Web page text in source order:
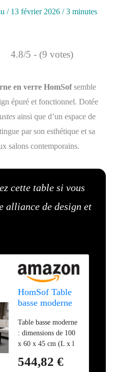
/ 13 février 2026 /3 minutes
4.8/5 - (9 votes)
en verre HomSofsemble
épuré et fonctionnel. Dotée
ainsi que d’un espace de
par son esthétique et sa
salons contemporains.
cette table si vous
alliance de design et
HomSof Table
basse moderne
rangement pour
salon avec pieds
en métal,
carrée,
rectangulaire,
Table basse moderne
: dimensions de 100
x 60 x 45 cm (L x l
moderne et simple.
544,82 €